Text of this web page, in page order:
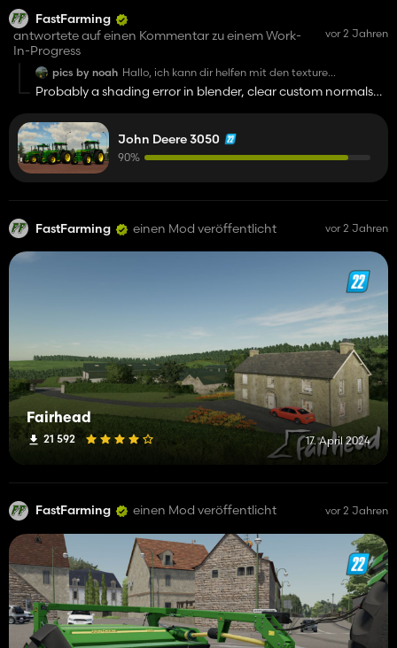
FastFarming
antwortete auf einen Kommentar zu einem Work-
In-Progress
vor 2 Jahren
pics by noah Hallo, ich kann dir helfen mit den texturen.
mfg
Noah
Probably a shading error in blender, clear custom normals
John Deere 3050
90%
FastFarming einen Mod veröffentlicht vor 2 Jahren
Fairhead
21 592 17. April 2024
FastFarming einen Mod veröffentlicht vor 2 Jahren